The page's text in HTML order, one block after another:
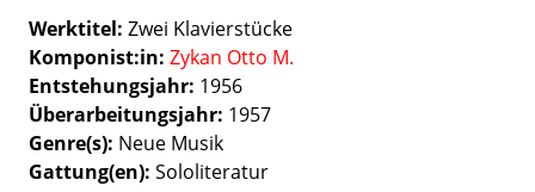
Werktitel Zwei Klavierstücke
Komponist:in Zykan Otto M.
Entstehungsjahr 1956
Überarbeitungsjahr 1957
Genre(s) Neue Musik
Gattung(en) Sololiteratur